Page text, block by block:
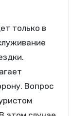
только в
Вопрос